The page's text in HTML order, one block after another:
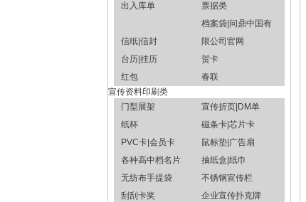
出入库单
票据类
信纸|信封
档案袋|问鼎中国有
限公司官网
台历|挂历
贺卡
红包
春联
宣传资料印刷类
门型展架
宣传折页|DM单
纸杯
磁条卡|芯片卡
PVC卡|会员卡
鼠标垫|广告扇
各种高中档名片
抽纸盒|纸巾
无纺布手提袋
不锈钢宣传栏
刮刮卡奖
企业宣传扑克牌